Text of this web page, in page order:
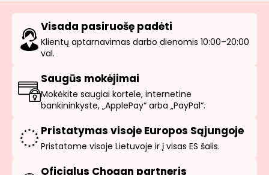
Visada pasiruošę padėti
Klientų aptarnavimas darbo dienomis 10:00–20:00
val.
Saugūs mokėjimai
Mokėkite saugiai kortele, internetine
bankininkyste, „ApplePay“ arba „PayPal“.
Pristatymas visoje Europos Sąjungoje
Pristatome visoje Lietuvoje ir į visas ES šalis.
Oficialus Chogan partneris